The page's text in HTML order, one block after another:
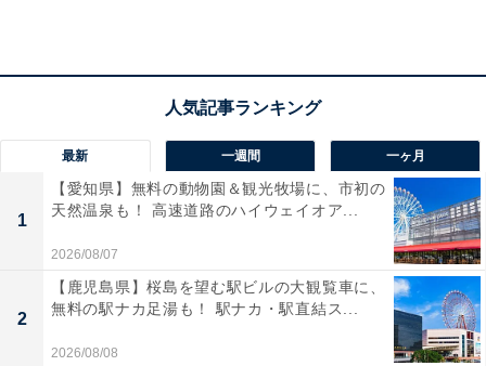
所在地：福岡県北九州市門司区港町9-11
交通手段：JR門司港駅から徒歩約2分／九州自動車道門
司港ICから約8分
※料金は公式Webサイト参考価格
※プラン・部屋により価格は変動します
チェックイン・チェックアウト
最新 一週間 一ヶ月
1
【愛知県】無料の動物園＆観光牧場に、市初の
天然温泉も！ 高速道路のハイウェイオア...
2026/08/07
2
【鹿児島県】桜島を望む駅ビルの大観覧車に、
無料の駅ナカ足湯も！ 駅ナカ・駅直結ス...
2026/08/08